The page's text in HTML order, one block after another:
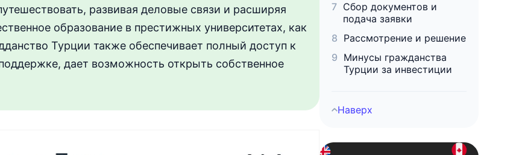
развивая деловые связи и расширяя
образование в престижных университетах, как
Турции также обеспечивает полный доступ к
дает возможность открыть собственное
Сбор документов и
подача заявки
Рассмотрение и решение
Минусы гражданства
Турции за инвестиции
Наверх